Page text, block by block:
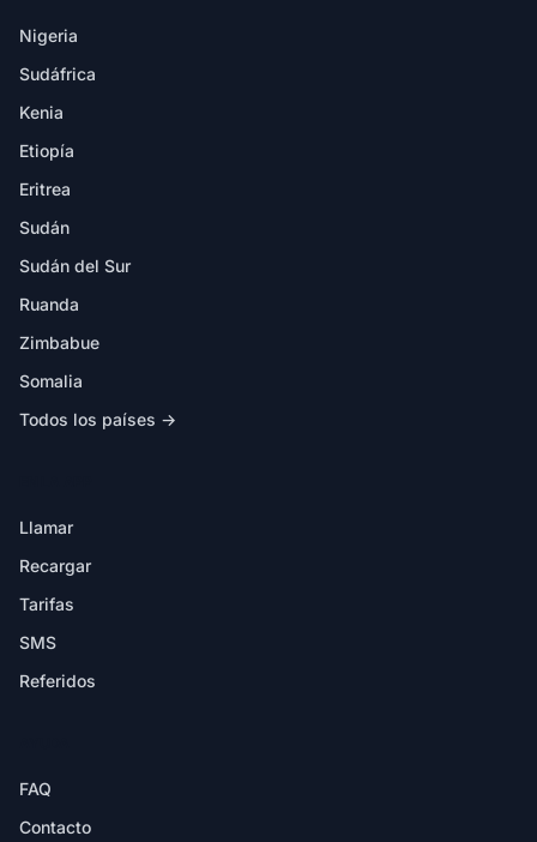
Nigeria
Sudáfrica
Kenia
Etiopía
Eritrea
Sudán
Sudán del Sur
Ruanda
Zimbabue
Somalia
Todos los países →
Llamar
Recargar
Tarifas
SMS
Referidos
FAQ
Contacto